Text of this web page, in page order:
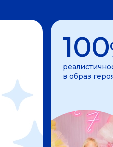
100
в образ